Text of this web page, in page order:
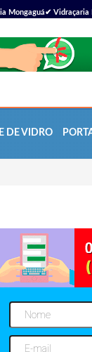
Mongaguá✔ Vidraçaria
DE VIDRO